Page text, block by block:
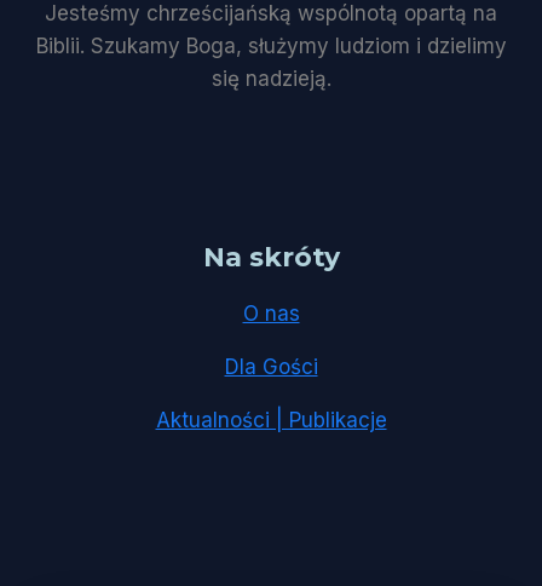
Jesteśmy chrześcijańską wspólnotą opartą na
Biblii. Szukamy Boga, służymy ludziom i dzielimy
się nadzieją.
Na skróty
O nas
Dla Gości
Aktualności | Publikacje